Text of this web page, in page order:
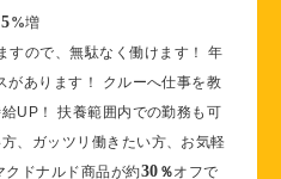
%増
すので、無駄なく働けます！ 年
があります！ クルーへ仕事を教
UP！ 扶養範囲内での勤務も可
、ガッツリ働きたい方、お気軽
クドナルド商品が約30 ％オフで